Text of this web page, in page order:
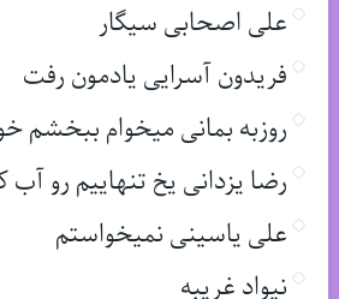
علی اصحابی سیگار
فریدون آسرایی یادمون رفت
روزبه بمانی میخوام ببخشم
رضا یزدانی یخ تنهاییم رو آب
علی یاسینی نمیخواستم
نیواد غریبه